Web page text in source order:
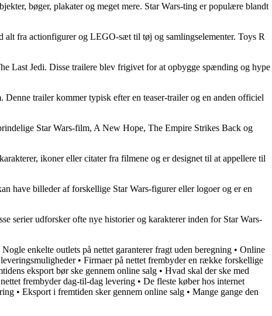
bøger, plakater og meget mere. Star Wars-ting er populære blandt
alt fra actionfigurer og LEGO-sæt til tøj og samlingselementer. Toys R
Last Jedi. Disse trailere blev frigivet for at opbygge spænding og hype
trailer kommer typisk efter en teaser-trailer og en anden officiel
Star Wars-film, A New Hope, The Empire Strikes Back og
ikoner eller citater fra filmene og er designet til at appellere til
have billeder af forskellige Star Wars-figurer eller logoer og er en
serier udforsker ofte nye historier og karakterer inden for Star Wars-
Nogle enkelte outlets på nettet garanterer fragt uden beregning • Online
• Firmaer på nettet frembyder en række forskellige
eksport bør ske gennem online salg • Hvad skal der ske med
frembyder dag-til-dag levering • De fleste køber hos internet
• Eksport i fremtiden sker gennem online salg • Mange gange den